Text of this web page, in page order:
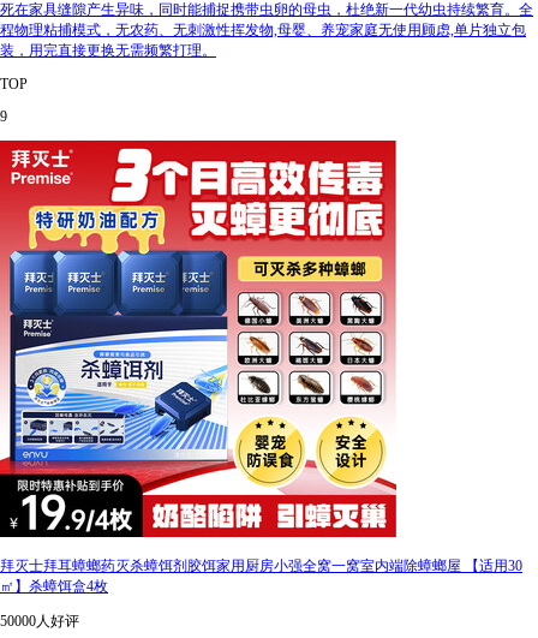
死在家具缝隙产生异味，同时能捕捉携带虫卵的母虫，杜绝新一代幼虫持续繁育。全
程物理粘捕模式，无农药、无刺激性挥发物,母婴、养宠家庭无使用顾虑,单片独立包
装，用完直接更换无需频繁打理。
TOP
9
拜灭士拜耳蟑螂药灭杀蟑饵剂胶饵家用厨房小强全窝一窝室内端除蟑螂屋 【适用30
㎡】杀蟑饵盒4枚
50000人好评